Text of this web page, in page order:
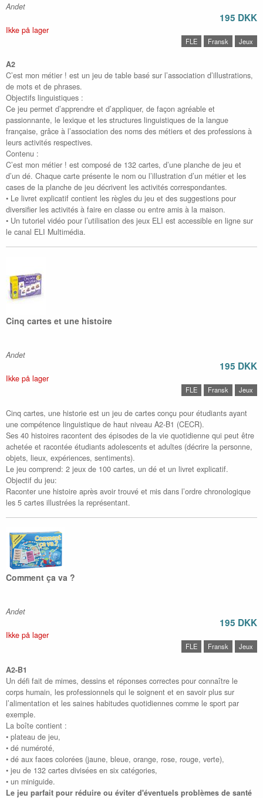
Andet
195 DKK
Ikke på lager
FLE Fransk Jeux
A2
C’est mon métier ! est un jeu de table basé sur l’association d’illustrations,
de mots et de phrases.
Objectifs linguistiques :
Ce jeu permet d’apprendre et d’appliquer, de façon agréable et
passionnante, le lexique et les structures linguistiques de la langue
française, grâce à l’association des noms des métiers et des professions à
leurs activités respectives.
Contenu :
C’est mon métier ! est composé de 132 cartes, d’une planche de jeu et
d’un dé. Chaque carte présente le nom ou l’illustration d’un métier et les
cases de la planche de jeu décrivent les activités correspondantes.
• Le livret explicatif contient les règles du jeu et des suggestions pour
diversifier les activités à faire en classe ou entre amis à la maison.
• Un tutoriel vidéo pour l’utilisation des jeux ELI est accessible en ligne sur
le canal ELI Multimédia.
Cinq cartes et une histoire
Andet
195 DKK
Ikke på lager
FLE Fransk Jeux
Cinq cartes, une historie est un jeu de cartes conçu pour étudiants ayant
une compétence linguistique de haut niveau A2-B1 (CECR).
Ses 40 histoires racontent des épisodes de la vie quotidienne qui peut être
achetée et racontée étudiants adolescents et adultes (décrire la personne,
objets, lieux, expériences, sentiments).
Le jeu comprend: 2 jeux de 100 cartes, un dé et un livret explicatif.
Objectif du jeu:
Raconter une histoire après avoir trouvé et mis dans l’ordre chronologique
les 5 cartes illustrées la représentant.
Comment ça va ?
Andet
195 DKK
Ikke på lager
FLE Fransk Jeux
A2-B1
Un défi fait de mimes, dessins et réponses correctes pour connaître le
corps humain, les professionnels qui le soignent et en savoir plus sur
l’alimentation et les saines habitudes quotidiennes comme le sport par
exemple.
La boîte contient :
• plateau de jeu,
• dé numéroté,
• dé aux faces colorées (jaune, bleue, orange, rose, rouge, verte),
• jeu de 132 cartes divisées en six catégories,
• un miniguide.
Le jeu parfait pour réduire ou éviter d'éventuels problèmes de santé